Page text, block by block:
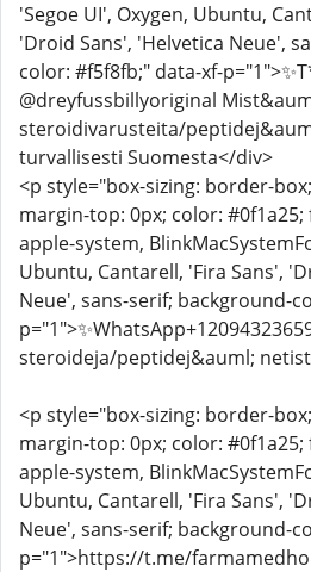
'Segoe UI', Oxygen, Ubuntu,
'Droid Sans', 'Helvetica Neue',
color: #f5f8fb;" data-xf-
@dreyfussbillyoriginal
steroidivarusteita/
turvallisesti Suomesta</div>
<p style="box-sizing: border-
margin-top: 0px; color:
apple-system,
Ubuntu, Cantarell, 'Fira Sans',
Neue', sans-serif; background-
steroideja/peptidej&auml;
<p style="box-sizing: border-
margin-top: 0px; color:
apple-system,
Ubuntu, Cantarell, 'Fira Sans',
Neue', sans-serif; background-
p="1">https://t.me/